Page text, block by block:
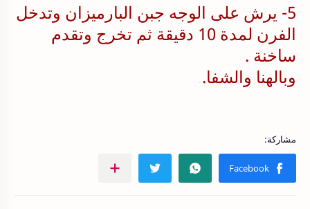
5- يرش على الوجه جبن البارميزان وتدخل
الفرن لمدة 10 دقيقة ثم تخرج وتقدم
ساخنة .
وبالهنا والشفا.